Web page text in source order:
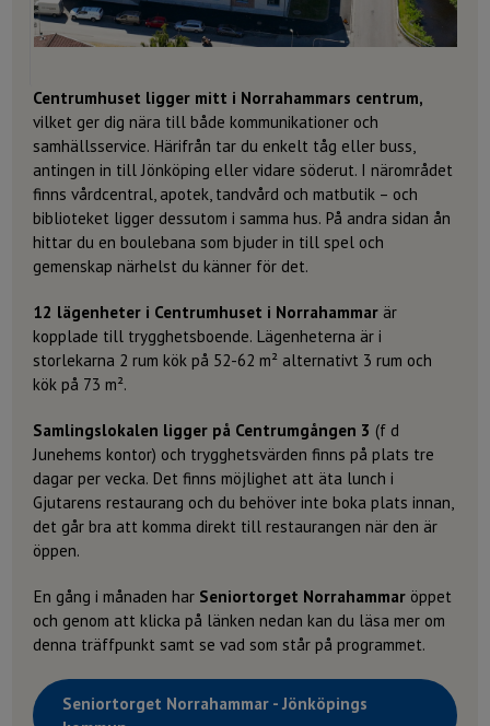
Centrumhuset ligger mitt i Norrahammars centrum,
vilket ger dig nära till både kommunikationer och
samhällsservice. Härifrån tar du enkelt tåg eller buss,
antingen in till Jönköping eller vidare söderut. I närområdet
finns vårdcentral, apotek, tandvård och matbutik – och
biblioteket ligger dessutom i samma hus. På andra sidan ån
hittar du en boulebana som bjuder in till spel och
gemenskap närhelst du känner för det.
12 lägenheter i Centrumhuset i Norrahammar är
kopplade till trygghetsboende. Lägenheterna är i
storlekarna 2 rum kök på 52-62 m² alternativt 3 rum och
kök på 73 m².
Samlingslokalen ligger på Centrumgången 3 (f d
Junehems kontor) och trygghetsvärden finns på plats tre
dagar per vecka. Det finns möjlighet att äta lunch i
Gjutarens restaurang och du behöver inte boka plats innan,
det går bra att komma direkt till restaurangen när den är
öppen.
En gång i månaden har Seniortorget Norrahammar öppet
och genom att klicka på länken nedan kan du läsa mer om
denna träffpunkt samt se vad som står på programmet.
Seniortorget Norrahammar - Jönköpings